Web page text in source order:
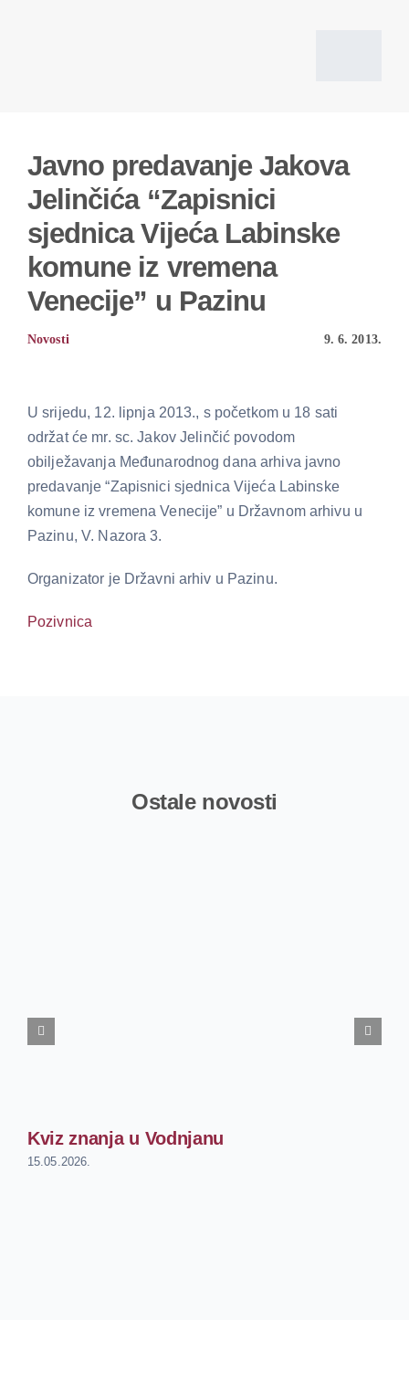
Povijesni
Javno predavanje Jakova
Jelinčića “Zapisnici
sjednica Vijeća Labinske
komune iz vremena
Venecije” u Pazinu
Novosti 9. 6. 2013.
U srijedu, 12. lipnja 2013., s početkom u 18 sati
održat će mr. sc. Jakov Jelinčić povodom
obilježavanja Međunarodnog dana arhiva javno
predavanje “Zapisnici sjednica Vijeća Labinske
komune iz vremena Venecije” u Državnom arhivu u
Pazinu, V. Nazora 3.
Organizator je Državni arhiv u Pazinu.
Pozivnica
Ostale novosti
Kviz znanja u Vodnjanu
15.05.2026.